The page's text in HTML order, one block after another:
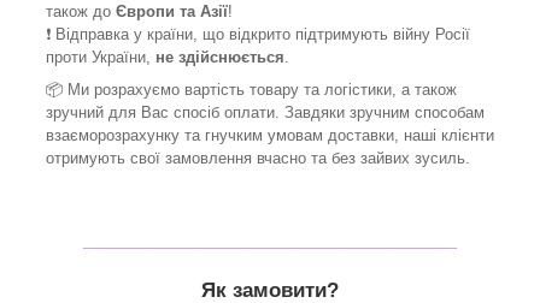
також до Європи та Азії!
❗ Відправка у країни, що відкрито підтримують війну Росії
проти України, не здійснюється
📦 Ми розрахуємо вартість товару та логістики, а також
зручний для Вас спосіб оплати. Завдяки зручним способам
взаєморозрахунку та гнучким умовам доставки, наші клієнти
отримують свої замовлення вчасно та без зайвих зусиль.
Як замовити?